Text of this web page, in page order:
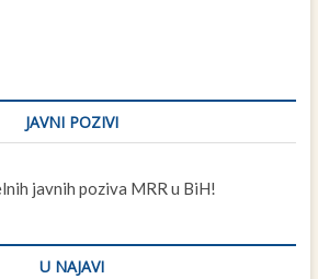
JAVNI POZIVI
javnih poziva MRR u BiH!
U NAJAVI